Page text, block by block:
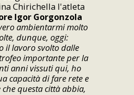
Chirichella l'atleta
Igor Gorgonzola
ambientarmi molto
dunque, oggi:
il lavoro svolto dalle
importante per la
anni vissuti qui, ho
capacità di fare rete e
questa città abbia,